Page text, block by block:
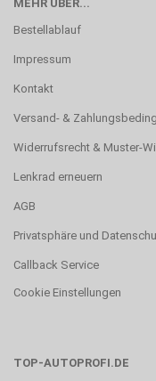
MEHR ÜBER...
Bestellablauf
Impressum
Kontakt
Versand- &
Widerrufsrecht & Muster-
Lenkrad erneuern
AGB
Privatsphäre und
Callback Service
Cookie Einstellungen
TOP-AUTOPROFI.DE